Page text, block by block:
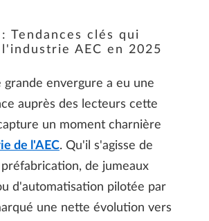
Tendances clés qui
AEC en 2025
envergure a eu une
auprès des lecteurs cette
un moment charnière
de l'AEC. Qu'il s'agisse de
de jumeaux
d'automatisation pilotée par
une nette évolution vers